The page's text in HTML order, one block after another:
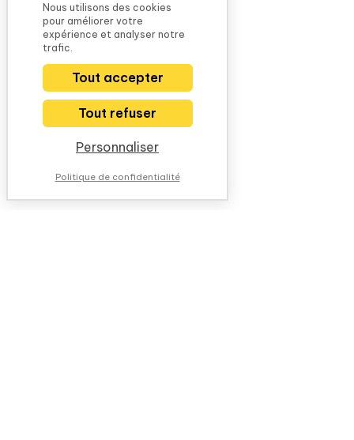
Nous utilisons des cookies
pour améliorer votre
expérience et analyser notre
trafic.
Tout accepter
Tout refuser
Personnaliser
Politique de confidentialité